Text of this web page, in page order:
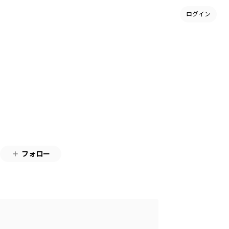
ログイン
フォロー